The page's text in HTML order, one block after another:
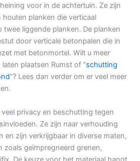
voor in de achtertuin. Ze zijn
planken die verticaal
liggende planken. De planken
door verticale betonpalen die in
met betonmortel. Wilt u meer
plaatsen Rumst of “schutting
“? Lees dan verder om er veel meer
privacy en beschutting tegen
Ze zijn naar verhouding
en zijn verkrijgbaar in diverse maten,
zoals geïmpregneerd grenen,